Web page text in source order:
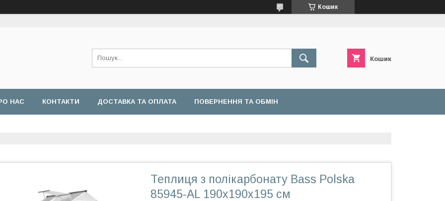
Кошик
Кошик
НАС КОНТАКТИ ДОСТАВКА ТА ОПЛАТА ПОВЕРНЕННЯ ТА ОБМІН
Теплиця з полікарбонату Bass Polska
85945-AL 190х190х195 см